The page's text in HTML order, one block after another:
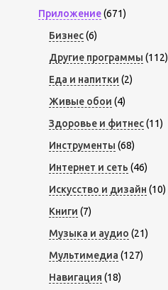
Приложение(671)
Бизнес(6)
Другие программы (112)
Еда и напитки (2)
Живые обои (4)
Здоровье и фитнес(11)
Инструменты (68)
Интернет и сеть (46)
Искусство и дизайн (10)
Книги (7)
Музыка и аудио (21)
Мультимедиа (127)
Навигация (18)